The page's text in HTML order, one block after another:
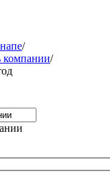
/
компании/